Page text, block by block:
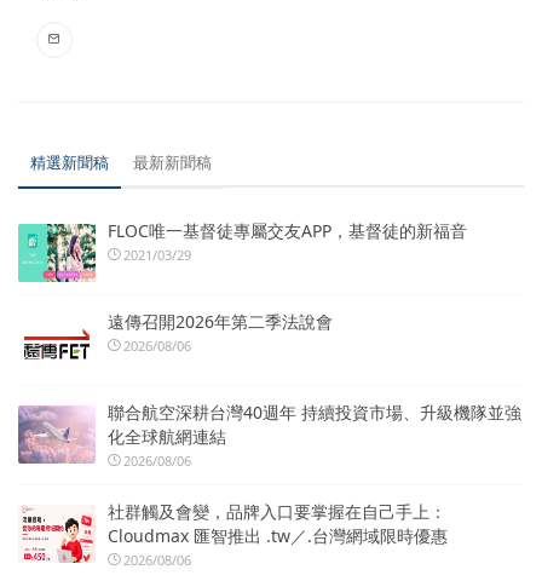
精選新聞稿 最新新聞稿
FLOC唯一基督徒專屬交友APP，基督徒的新福音
2021/03/29
遠傳召開2026年第二季法說會
2026/08/06
聯合航空深耕台灣40週年 持續投資市場、升級機隊並強
化全球航網連結
2026/08/06
社群觸及會變，品牌入口要掌握在自己手上：
Cloudmax 匯智推出 .tw／.台灣網域限時優惠
2026/08/06